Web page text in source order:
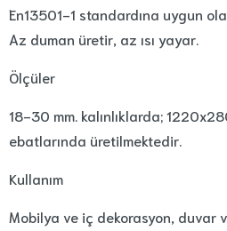
En13501-1 standardına uygun
Az duman üretir, az ısı yayar.
Ölçüler
18-30 mm. kalınlıklarda;
ebatlarında üretilmektedir.
Kullanım
Mobilya ve iç dekorasyon, duvar